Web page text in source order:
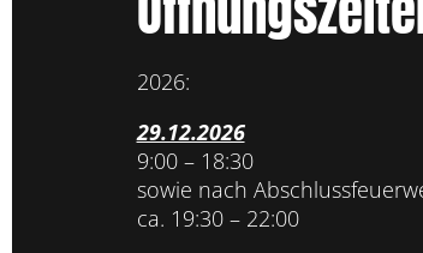
2026:
29.12.2026
9:00 – 18:30
sowie nach
ca. 19:30 – 22:00